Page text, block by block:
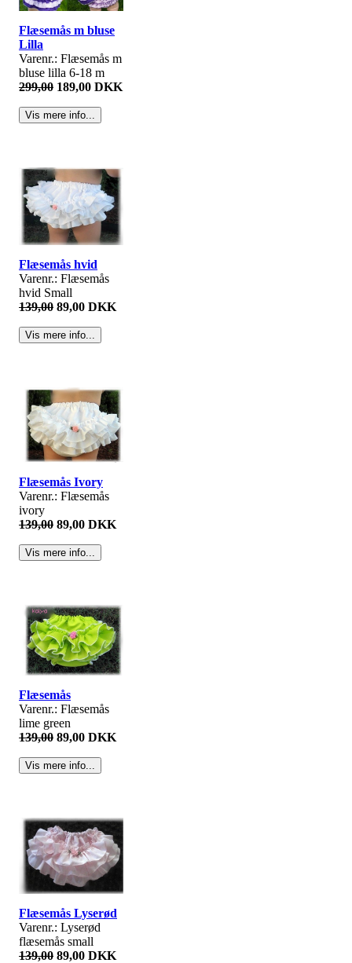
Flæsemås m bluse
Lilla
Varenr.: Flæsemås m
bluse lilla 6-18 m
299,00 189,00 DKK
Flæsemås hvid
Varenr.: Flæsemås
hvid Small
139,00 89,00 DKK
Flæsemås Ivory
Varenr.: Flæsemås
ivory
139,00 89,00 DKK
Flæsemås
Varenr.: Flæsemås
lime green
139,00 89,00 DKK
Flæsemås Lyserød
Varenr.: Lyserød
flæsemås small
139,00 89,00 DKK